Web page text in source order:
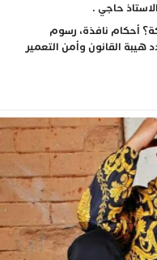
حاجي .
أحكام نافذة، رسوم
القانون وأمن التعمير